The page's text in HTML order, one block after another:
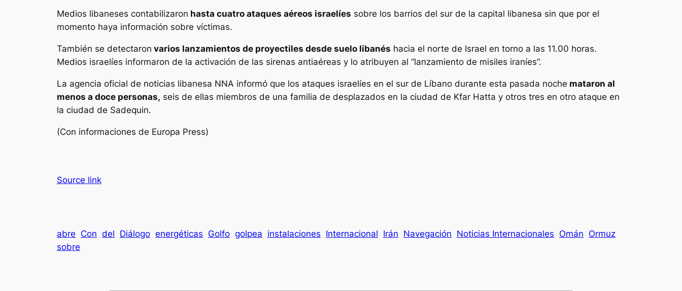
Medios libaneses contabilizaron hasta cuatro ataques aéreos israelíes sobre los barrios del sur de la capital libanesa sin que por el
momento haya información sobre víctimas.
También se detectaron varios lanzamientos de proyectiles desde suelo libanés hacia el norte de Israel en torno a las 11.00 horas.
Medios israelíes informaron de la activación de las sirenas antiaéreas y lo atribuyen al “lanzamiento de misiles iraníes”.
La agencia oficial de noticias libanesa NNA informó que los ataques israelíes en el sur de Líbano durante esta pasada noche mataron al
menos a doce personas, seis de ellas miembros de una familia de desplazados en la ciudad de Kfar Hatta y otros tres en otro ataque en
la ciudad de Sadequin.
(Con informaciones de Europa Press)
Source link
abre Con del Diálogo energéticas Golfo golpea instalaciones Internacional Irán Navegación Noticias Internacionales Omán Ormuz
sobre